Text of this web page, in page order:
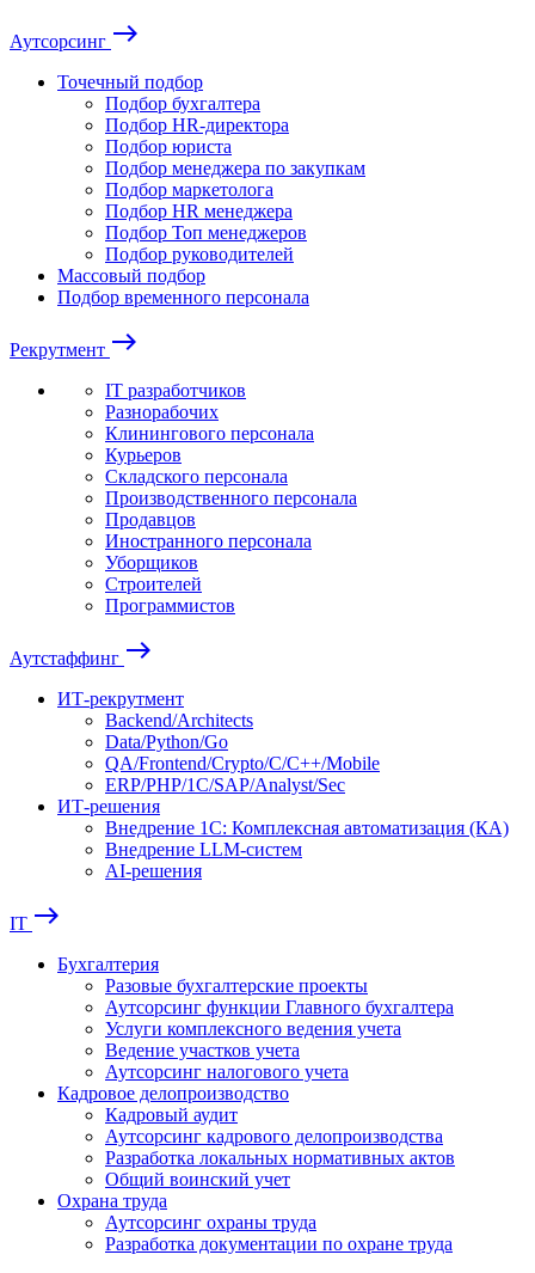
Аутсорсинг east
Точечный подбор
Подбор бухгалтера
Подбор HR-директора
Подбор юриста
Подбор менеджера по закупкам
Подбор маркетолога
Подбор HR менеджера
Подбор Топ менеджеров
Подбор руководителей
Массовый подбор
Подбор временного персонала
Рекрутмент east
IT разработчиков
Разнорабочих
Клинингового персонала
Курьеров
Складского персонала
Производственного персонала
Продавцов
Иностранного персонала
Уборщиков
Строителей
Программистов
Аутстаффинг east
ИТ-рекрутмент
Backend/Architects
Data/Python/Go
QA/Frontend/Crypto/C/C++/Mobile
ERP/PHP/1C/SAP/Analyst/Sec
ИТ-решения
Внедрение 1С: Комплексная автоматизация (КА)
Внедрение LLM-систем
AI-решения
IT east
Бухгалтерия
Разовые бухгалтерские проекты
Аутсорсинг функции Главного бухгалтера
Услуги комплексного ведения учета
Ведение участков учета
Аутсорсинг налогового учета
Кадровое делопроизводство
Кадровый аудит
Аутсорсинг кадрового делопроизводства
Разработка локальных нормативных актов
Общий воинский учет
Охрана труда
Аутсорсинг охраны труда
Разработка документации по охране труда